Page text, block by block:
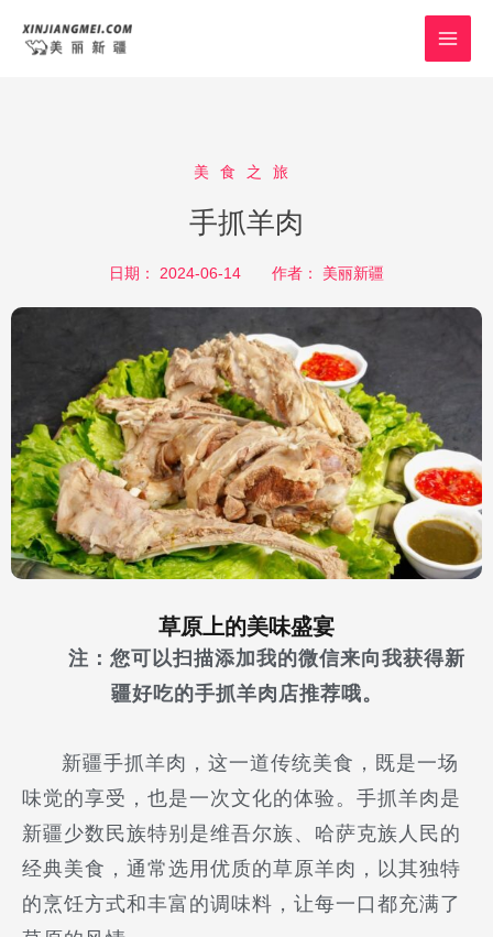
美食之旅
手抓羊肉
日期： 2024-06-14 作者： 美丽新疆
草原上的美味盛宴
注：您可以扫描添加我的微信来向我获得新
疆好吃的手抓羊肉店推荐哦。
新疆手抓羊肉，这一道传统美食，既是一场
味觉的享受，也是一次文化的体验。手抓羊肉是
新疆少数民族特别是维吾尔族、哈萨克族人民的
经典美食，通常选用优质的草原羊肉，以其独特
的烹饪方式和丰富的调味料，让每一口都充满了